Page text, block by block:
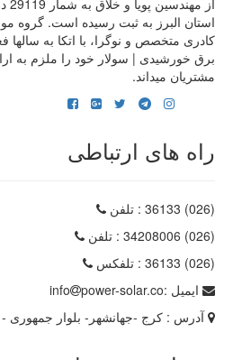
استان البرز به ثبت رسیده است. گروه
کادری متخصص و نوگرا، با اتکا به سالها
برق خورشیدی | سولار خود را ملزم به
مشتریان میداند.
راه های ارتباطی
(026) 36133
: تلفن
(026) 34208006
: تلفن
(026) 36133
: تلفکس
ایمیل :
info
power-solar.co
آدرس : کرج -جهانشهر- بلوار جمهوری -